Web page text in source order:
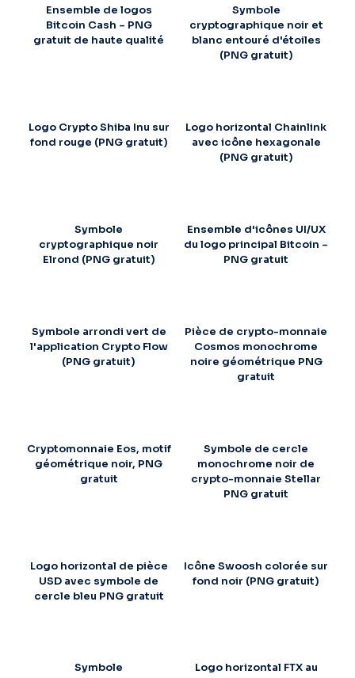
Ensemble de logos
Bitcoin Cash – PNG
gratuit de haute qualité
Symbole
cryptographique noir et
blanc entouré d'étoiles
(PNG gratuit)
Logo Crypto Shiba Inu sur
fond rouge (PNG gratuit)
Logo horizontal Chainlink
avec icône hexagonale
(PNG gratuit)
Symbole
cryptographique noir
Elrond (PNG gratuit)
Ensemble d'icônes UI/UX
du logo principal Bitcoin –
PNG gratuit
Symbole arrondi vert de
l'application Crypto Flow
(PNG gratuit)
Pièce de crypto-monnaie
Cosmos monochrome
noire géométrique PNG
gratuit
Cryptomonnaie Eos, motif
géométrique noir, PNG
gratuit
Symbole de cercle
monochrome noir de
crypto-monnaie Stellar
PNG gratuit
Logo horizontal de pièce
USD avec symbole de
cercle bleu PNG gratuit
Icône Swoosh colorée sur
fond noir (PNG gratuit)
Symbole
Logo horizontal FTX au